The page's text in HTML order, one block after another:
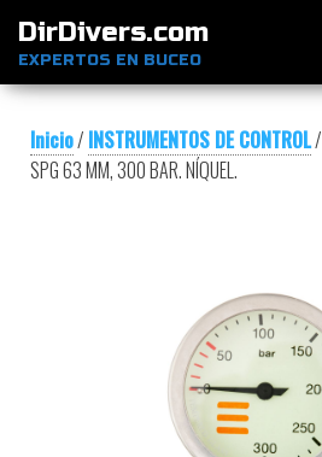
DirDivers.com
EXPERTOS EN BUCEO
Inicio/ INSTRUMENTOS DE CONTROL/
SPG 63 MM, 300 BAR. NÍQUEL.